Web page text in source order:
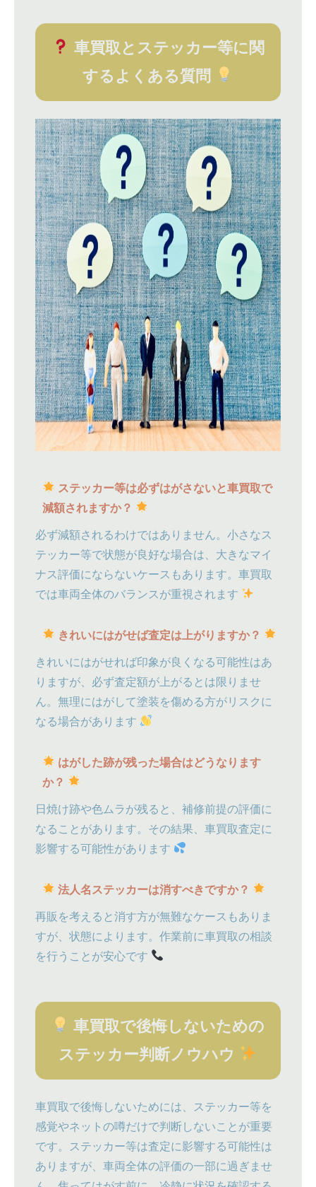
車買取とステッカー等に関
するよくある質問
ステッカー等は必ずはがさないと車買取で
減額されますか？
必ず減額されるわけではありません。小さなス
テッカー等で状態が良好な場合は、大きなマイ
ナス評価にならないケースもあります。車買取
では車両全体のバランスが重視されます
きれいにはがせば査定は上がりますか？
きれいにはがせれば印象が良くなる可能性はあ
りますが、必ず査定額が上がるとは限りませ
ん。無理にはがして塗装を傷める方がリスクに
なる場合があります
はがした跡が残った場合はどうなります
か？
日焼け跡や色ムラが残ると、補修前提の評価に
なることがあります。その結果、車買取査定に
影響する可能性があります
法人名ステッカーは消すべきですか？
再販を考えると消す方が無難なケースもありま
すが、状態によります。作業前に車買取の相談
を行うことが安心です
車買取で後悔しないための
ステッカー判断ノウハウ
車買取で後悔しないためには、ステッカー等を
感覚やネットの噂だけで判断しないことが重要
です。ステッカー等は査定に影響する可能性は
ありますが、車両全体の評価の一部に過ぎませ